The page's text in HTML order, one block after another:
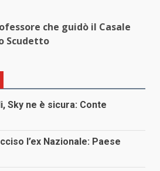
che guidò il Casale
Scudetto
Sky ne è sicura: Conte
l’ex Nazionale: Paese